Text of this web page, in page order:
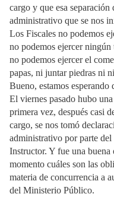
cargo y que esa separación
administrativo que se nos
Los Fiscales no podemos
no podemos ejercer
no podemos ejercer el
papas, ni juntar piedras ni
Bueno, estamos esperando
El viernes pasado hubo
primera vez, después casi
cargo, se nos tomó
administrativo por parte
Instructor. Y fue una buena
momento cuáles son las
materia de concurrencia a
del Ministerio Público.